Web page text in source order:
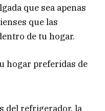
que sea apenas
que las
de tu hogar.
hogar preferidas de
del refrigerador, la